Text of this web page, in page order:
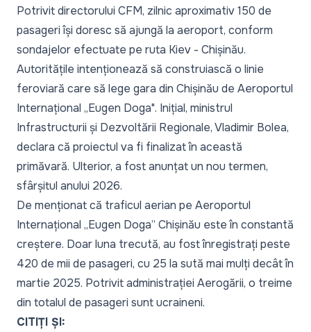
Potrivit directorului CFM, zilnic aproximativ 150 de
pasageri își doresc să ajungă la aeroport, conform
sondajelor efectuate pe ruta Kiev - Chișinău.
Autoritățile intenționează să construiască o linie
feroviară care să lege gara din Chișinău de Aeroportul
Internațional „Eugen Doga". Inițial, ministrul
Infrastructurii și Dezvoltării Regionale, Vladimir Bolea,
declara că proiectul va fi finalizat în această
primăvară. Ulterior, a fost anunțat un nou termen,
sfârșitul anului 2026.
De menționat că traficul aerian pe Aeroportul
Internațional „Eugen Doga” Chișinău este în constantă
creștere. Doar luna trecută, au fost înregistrați peste
420 de mii de pasageri, cu 25 la sută mai mulți decât în
martie 2025. Potrivit administrației Aerogării, o treime
din totalul de pasageri sunt ucraineni.
CITIȚI ȘI: